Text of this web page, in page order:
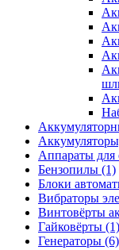
Аппараты для
Бензопилы (1)
Блоки
Вибраторы
Винтовёрты
Гайковёрты (1)
Генераторы (6)